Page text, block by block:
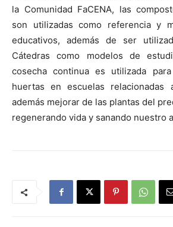
la Comunidad FaCENA, las
son utilizadas como referencia y
educativos, además de ser
Cátedras como modelos de
cosecha continua es utilizada
huertas en escuelas relacionadas
además mejorar de las plantas del
regenerando vida y sanando nuestro